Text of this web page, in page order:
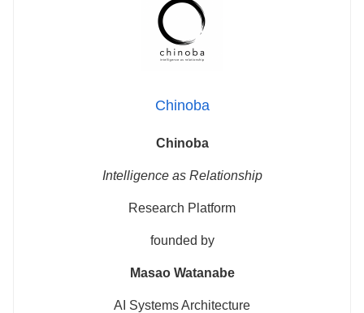
Chinoba
Chinoba
Intelligence as Relationship
Research Platform
founded by
Masao Watanabe
AI Systems Architecture